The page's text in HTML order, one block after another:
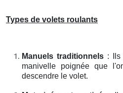
Types de volets roulants
Manuels traditionnels : Ils
manivelle poignée que
descendre le volet.